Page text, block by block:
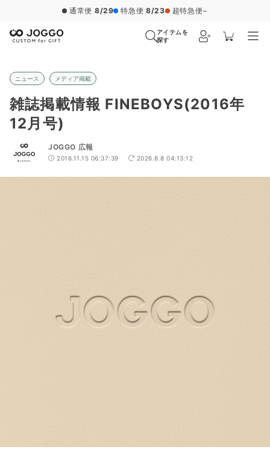
通常便 8/29 特急便 8/23 超特急便−
アイテムを
探す
ニュース メディア掲載
雑誌掲載情報 FINEBOYS(2016年
12月号)
JOGGO 広報
2016.11.15 06:37:39 2026.8.8 04:13:12